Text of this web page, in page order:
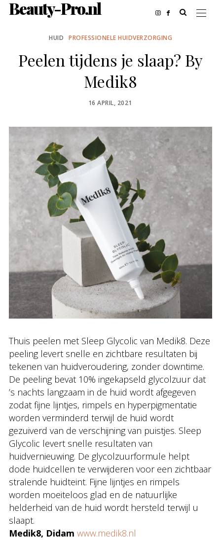
Beauty-Pro.nl
HUID PROFESSIONELE HUIDVERZORGING
Peelen tijdens je slaap? By
Medik8
POSTED
16 APRIL, 2021
Thuis peelen met Sleep Glycolic van Medik8. Deze
peeling levert snelle en zichtbare resultaten bij
tekenen van huidveroudering, zonder downtime.
De peeling bevat 10% ingekapseld glycolzuur dat
’s nachts langzaam in de huid wordt afgegeven
zodat fijne lijntjes, rimpels en hyperpigmentatie
worden verminderd terwijl de huid wordt
gezuiverd van de verschijning van puistjes. Sleep
Glycolic levert snelle resultaten van
huidvernieuwing. De glycolzuurformule helpt
dode huidcellen te verwijderen voor een zichtbaar
stralende huidteint. Fijne lijntjes en rimpels
worden moeiteloos glad en de natuurlijke
helderheid van de huid wordt hersteld terwijl u
slaapt.
Medik8, Didam www.medik8.nl